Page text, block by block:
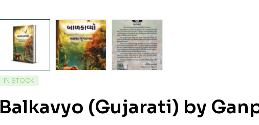
IN STOCK
Balkavyo (Gujarati) by